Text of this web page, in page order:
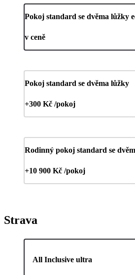
Pokoj standard se dvěma lůžky
v ceně
Pokoj standard se dvěma lůžky
+300 Kč /pokoj
Rodinný pokoj standard se
+10 900 Kč /pokoj
Strava
All Inclusive ultra